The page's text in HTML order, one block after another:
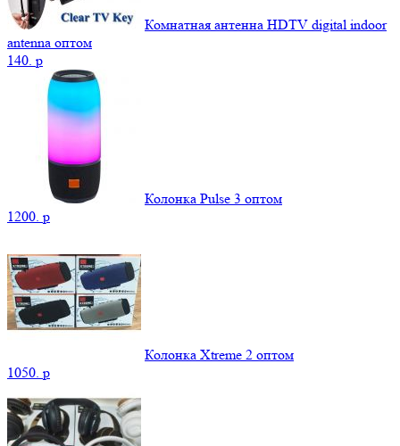
Комнатная антенна HDTV digital indoor
antenna оптом
140. p
Колонка Pulse 3 оптом
1200. p
Колонка Xtreme 2 оптом
1050. p